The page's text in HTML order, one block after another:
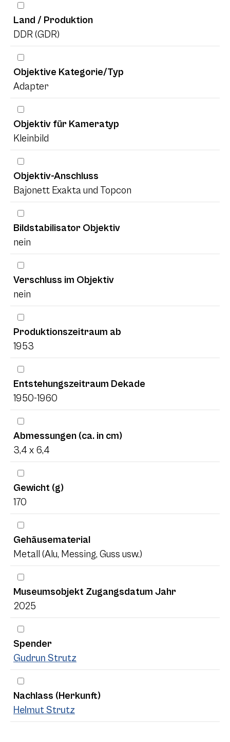
Land / Produktion
DDR (GDR)
Objektive Kategorie/Typ
Adapter
Objektiv für Kameratyp
Kleinbild
Objektiv-Anschluss
Bajonett Exakta und Topcon
Bildstabilisator Objektiv
nein
Verschluss im Objektiv
nein
Produktionszeitraum ab
1953
Entstehungszeitraum Dekade
1950-1960
Abmessungen (ca. in cm)
3,4 x 6,4
Gewicht (g)
170
Gehäusematerial
Metall (Alu, Messing, Guss usw.)
Museumsobjekt Zugangsdatum Jahr
2025
Spender
Gudrun Strutz
Nachlass (Herkunft)
Helmut Strutz